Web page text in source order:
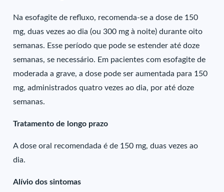
Na esofagite de refluxo, recomenda-se a dose de 150
mg, duas vezes ao dia (ou 300 mg à noite) durante oito
semanas. Esse período que pode se estender até doze
semanas, se necessário. Em pacientes com esofagite de
moderada a grave, a dose pode ser aumentada para 150
mg, administrados quatro vezes ao dia, por até doze
semanas.
Tratamento de longo prazo
A dose oral recomendada é de 150 mg, duas vezes ao
dia.
Alívio dos sintomas